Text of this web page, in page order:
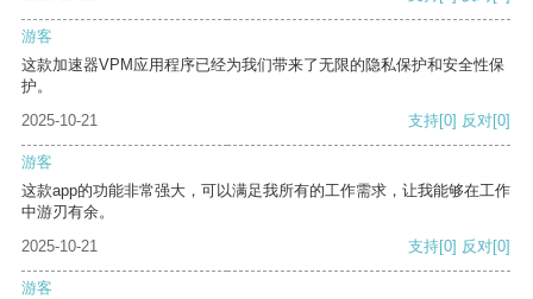
游客
这款加速器VPM应用程序已经为我们带来了无限的隐私保护和安全性保
护。
2025-10-21
支持[0] 反对[0]
游客
这款app的功能非常强大，可以满足我所有的工作需求，让我能够在工作
中游刃有余。
2025-10-21
支持[0] 反对[0]
游客